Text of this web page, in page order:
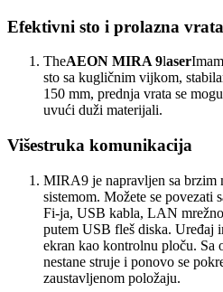
Efektivni sto i prolazna
TheAEON MIRA 9laser
sto sa kugličnim vijkom,
150 mm, prednja vrata se
uvući duži materijali.
Višestruka komunikacija
MIRA9 je napravljen sa
sistemom. Možete se povezati
Fi-ja, USB kabla, LAN
putem USB fleš diska.
ekran kao kontrolnu ploču. Sa
nestane struje i ponovo se
zaustavljenom položaju.